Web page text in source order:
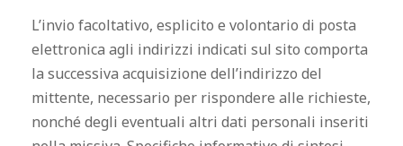
L’invio facoltativo, esplicito e volontario di posta
elettronica agli indirizzi indicati sul sito comporta
la successiva acquisizione dell’indirizzo del
mittente, necessario per rispondere alle richieste,
nonché degli eventuali altri dati personali inseriti